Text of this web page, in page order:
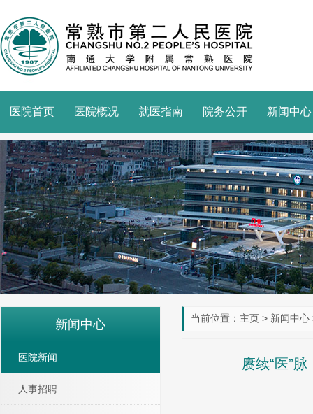
医院首页 医院概况 就医指南 院务公开 新闻中心
当前位置： 主页 > 新闻中心
赓续“医”
新闻中心
医院新闻
人事招聘